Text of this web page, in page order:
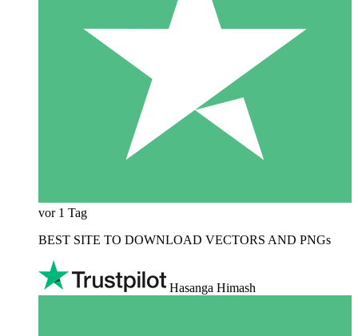
vor 1 Tag
BEST SITE TO DOWNLOAD VECTORS AND PNGs
Hasanga Himash